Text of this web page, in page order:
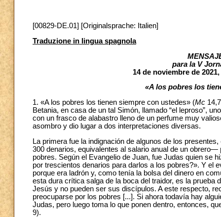
[00829-DE.01] [Originalsprache: Italien]
Traduzione in lingua spagnola
para la V
14 de noviembre de
«A los pobres los
1. «A los pobres los tienen siempre con ustedes» (Mc
Betania, en casa de un tal Simón, llamado “el leproso”,
con un frasco de alabastro lleno de un perfume muy
asombro y dio lugar a dos interpretaciones diversas.
La primera fue la indignación de algunos de los
300 denarios, equivalentes al salario anual de un
pobres. Según el Evangelio de Juan, fue Judas quien se
por trescientos denarios para darlos a los pobres?». Y el
porque era ladrón y, como tenía la bolsa del dinero en
esta dura crítica salga de la boca del traidor, es la prueba
Jesús y no pueden ser sus discípulos. A este respecto,
preocuparse por los pobres [...]. Si ahora todavía hay
Judas, pero luego toma lo que ponen dentro, entonces,
9).